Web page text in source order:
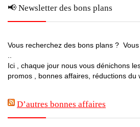
📢 Newsletter des bons plans
Vous recherchez des bons plans ?
Ici , chaque jour nous vous dénichons
promos , bonnes affaires, réductions du
D’autres bonnes affaires